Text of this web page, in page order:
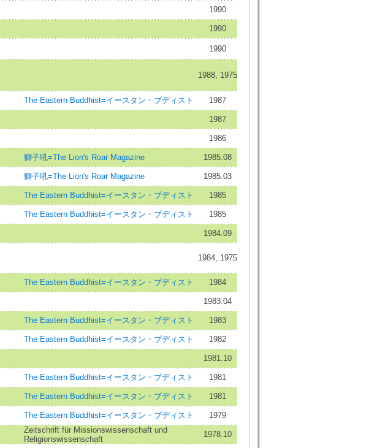
1990
1990
1990
1988, 1975
The Eastern Buddhist=イースタン・ブディスト 1987
1987
1986
獅子吼=The Lion's Roar Magazine 1985.08
獅子吼=The Lion's Roar Magazine 1985.03
The Eastern Buddhist=イースタン・ブディスト 1985
The Eastern Buddhist=イースタン・ブディスト 1985
1984.09
1984, 1975
The Eastern Buddhist=イースタン・ブディスト 1984
1983.04
The Eastern Buddhist=イースタン・ブディスト 1983
The Eastern Buddhist=イースタン・ブディスト 1982
1981.10
The Eastern Buddhist=イースタン・ブディスト 1981
The Eastern Buddhist=イースタン・ブディスト 1981
The Eastern Buddhist=イースタン・ブディスト 1979
Zeitschrift für Missionswissenschaft und
Religionswissenschaft
1978.10